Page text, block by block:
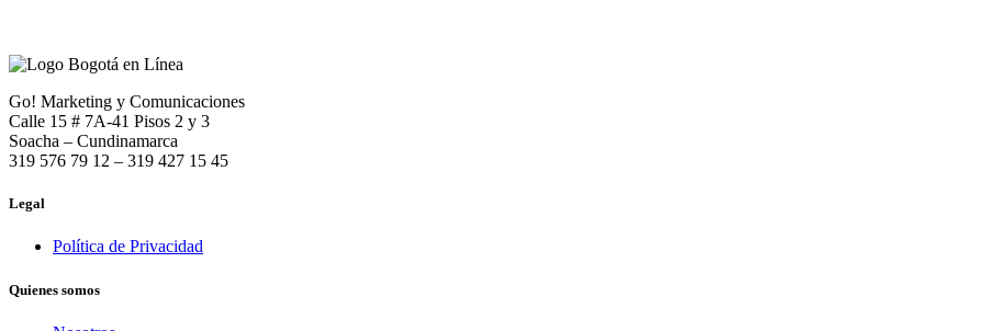
Go! Marketing y Comunicaciones
Calle 15 # 7A-41 Pisos 2 y 3
Soacha – Cundinamarca
319 576 79 12 – 319 427 15 45
Legal
Política de Privacidad
Quienes somos